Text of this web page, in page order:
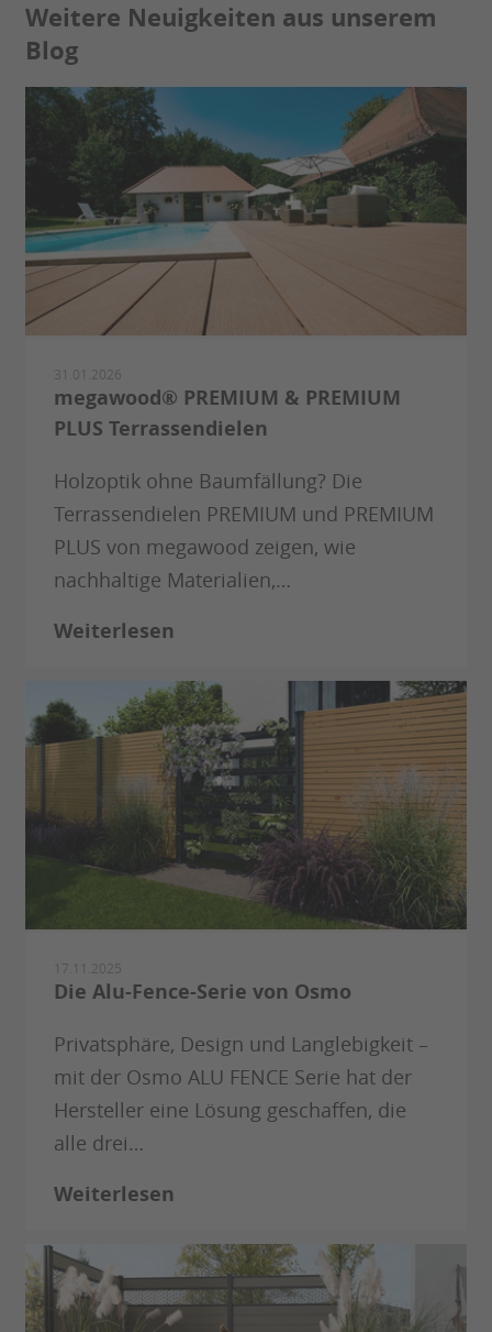
Weitere Neuigkeiten aus unserem
Blog
31.01.2026
megawood® PREMIUM & PREMIUM
PLUS Terrassendielen
Holzoptik ohne Baumfällung? Die
Terrassendielen PREMIUM und PREMIUM
PLUS von megawood zeigen, wie
nachhaltige Materialien,…
Weiterlesen
17.11.2025
Die Alu-Fence-Serie von Osmo
Privatsphäre, Design und Langlebigkeit –
mit der Osmo ALU FENCE Serie hat der
Hersteller eine Lösung geschaffen, die
alle drei…
Weiterlesen